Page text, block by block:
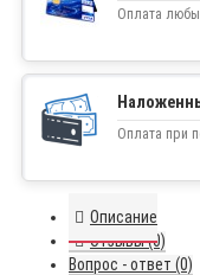
Оплата
Оплата при
Описание
Отзывы (0)
Вопрос - ответ (0)